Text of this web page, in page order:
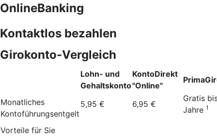
OnlineBanking
Kontaktlos bezahlen
Girokonto-Vergleich
Lohn- und
Gehaltskonto
KontoDirekt
"Online"
Monatliches
Kontoführungsentgelt
5,95 € 6,95 €
Gratis
Jahre 1
Vorteile für Sie